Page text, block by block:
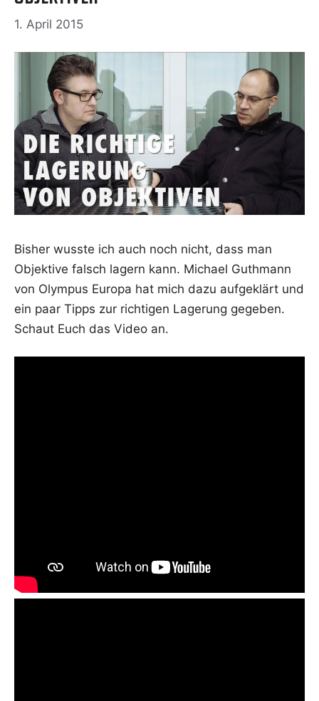
1. April 2015
Bis­her wuss­te ich auch noch nicht, dass man
Objek­ti­ve falsch lagern kann. Micha­el Gut­h­mann
von Olym­pus Euro­pa hat mich dazu auf­ge­klärt und
ein paar Tipps zur rich­ti­gen Lage­rung gege­ben.
Schaut Euch das Video an.